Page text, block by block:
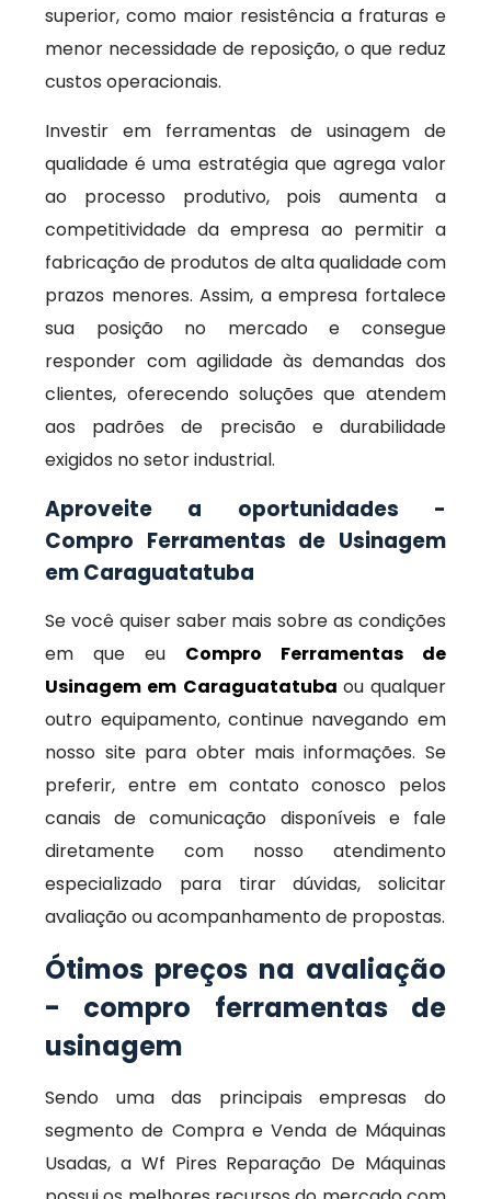
superior, como maior resistência a fraturas e
menor necessidade de reposição, o que reduz
custos operacionais.
Investir em ferramentas de usinagem de
qualidade é uma estratégia que agrega valor
ao processo produtivo, pois aumenta a
competitividade da empresa ao permitir a
fabricação de produtos de alta qualidade com
prazos menores. Assim, a empresa fortalece
sua posição no mercado e consegue
responder com agilidade às demandas dos
clientes, oferecendo soluções que atendem
aos padrões de precisão e durabilidade
exigidos no setor industrial.
Aproveite a oportunidades -
Compro Ferramentas de Usinagem
em Caraguatatuba
Se você quiser saber mais sobre as condições
em que eu Compro Ferramentas de
Usinagem em Caraguatatuba ou qualquer
outro equipamento, continue navegando em
nosso site para obter mais informações. Se
preferir, entre em contato conosco pelos
canais de comunicação disponíveis e fale
diretamente com nosso atendimento
especializado para tirar dúvidas, solicitar
avaliação ou acompanhamento de propostas.
Ótimos preços na avaliação
- compro ferramentas de
usinagem
Sendo uma das principais empresas do
segmento de Compra e Venda de Máquinas
Usadas, a Wf Pires Reparação De Máquinas